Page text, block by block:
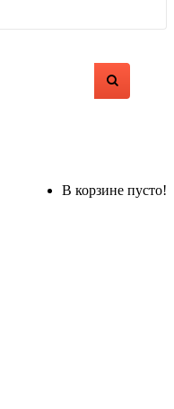
В корзине пусто!